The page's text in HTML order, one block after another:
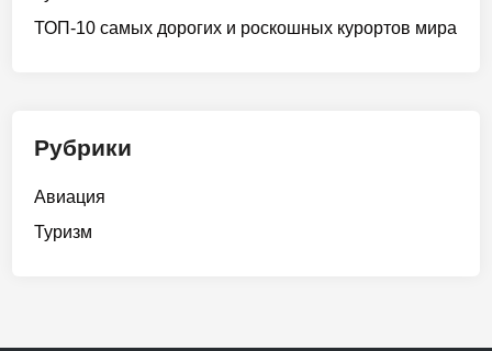
ТОП-10 самых дорогих и роскошных курортов мира
Рубрики
Авиация
Туризм